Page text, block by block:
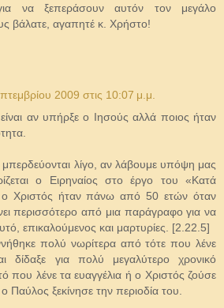
για να ξεπεράσουν αυτόν τον μεγάλο
βάλατε, αγαπητέ κ. Χρήστο!
2009 στις 10:07 μ.μ.
αν υπήρξε ο Ιησούς αλλά ποιος ήταν
λίγο, αν λάβουμε υπόψη μας
ο Ειρηναίος στο έργο του «Κατά
Χριστός ήταν πάνω από 50 ετών όταν
περισσότερο από μια παράγραφο για να
επικαλούμενος και μαρτυρίες. [2.22.5]
πολύ νωρίτερα από τότε που λένε
δίδαξε για πολύ μεγαλύτερο χρονικό
που λένε τα ευαγγέλια ή ο Χριστός ζούσε
Παύλος ξεκίνησε την περιοδία του.